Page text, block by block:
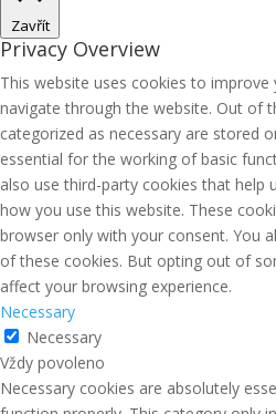
Zavřít
Privacy Overview
This website uses cookies to improve
navigate through the website. Out of
categorized as necessary are stored
essential for the working of basic
also use third-party cookies that help
how you use this website. These
browser only with your consent. You
of these cookies. But opting out of
affect your browsing experience.
Necessary
Necessary
Vždy povoleno
Necessary cookies are absolutely